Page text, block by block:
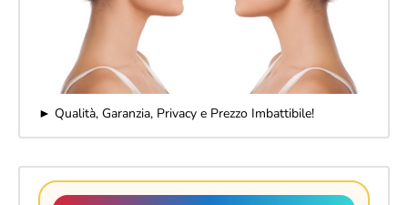
► Qualità, Garanzia, Privacy e Prezzo Imbattibile!